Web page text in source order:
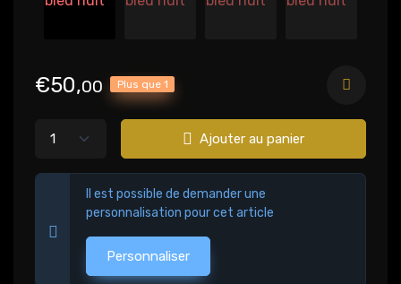
€50,00 Plus que 1
Ajouter au panier
Il est possible de demander une
personnalisation pour cet article
Personnaliser